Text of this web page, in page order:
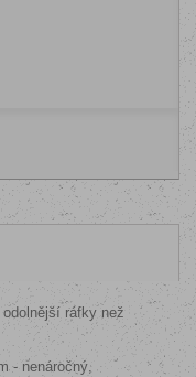
ráfky než
- nenáročný,